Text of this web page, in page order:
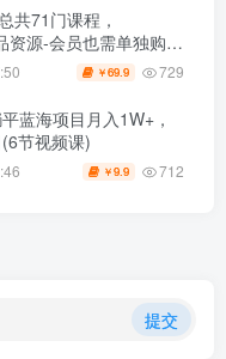
共71门课程，
资源-会员也需单独购买
￥69.9 729
蓝海项目月入1W+，
节视频课)
￥9.9 712
提交